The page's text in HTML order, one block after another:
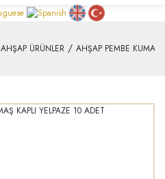
AHŞAP ÜRÜNLER AHŞAP PEMBE KUMAŞ